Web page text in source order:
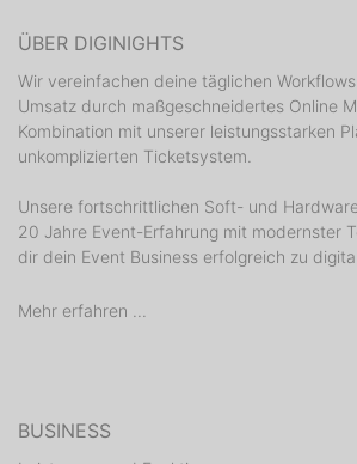
ÜBER DIGINIGHTS
Wir vereinfachen deine täglichen
Umsatz durch maßgeschneidertes Online
Kombination mit unserer leistungsstarken
unkomplizierten Ticketsystem.
Unsere fortschrittlichen Soft- und
20 Jahre Event-Erfahrung mit modernster
dir dein Event Business erfolgreich zu
Mehr erfahren ...
BUSINESS